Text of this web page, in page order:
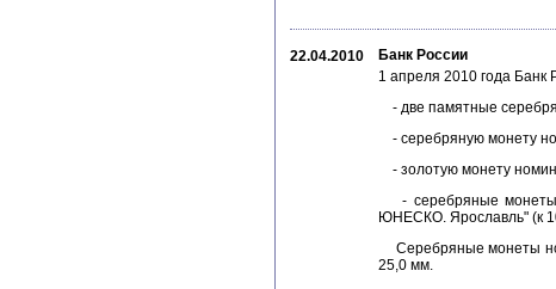
22.04.2010
Банк России
1 апреля 2010 года
- две памятные
- серебряную монету
- золотую монету
- серебряные монеты
ЮНЕСКО. Ярославль" (к
Серебряные монеты
25,0 мм.